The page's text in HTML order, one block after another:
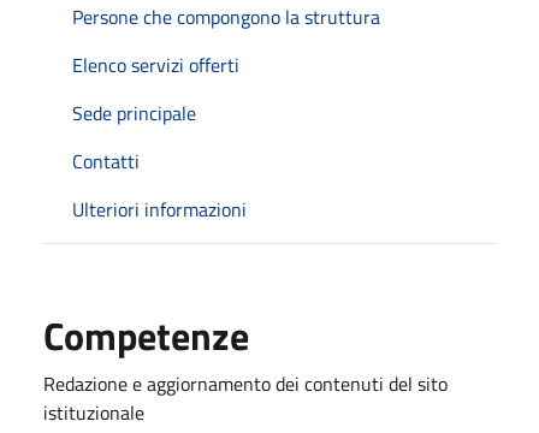
Persone che compongono la struttura
Elenco servizi offerti
Sede principale
Contatti
Ulteriori informazioni
Competenze
Redazione e aggiornamento dei contenuti del sito
istituzionale